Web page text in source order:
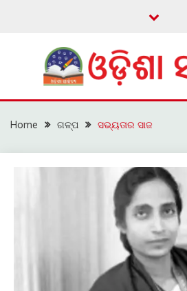
ଓଡ଼ିଶା ସାହିତ୍ୟ
Home ଗଳ୍ପ ସଭ୍ୟତାର ସାଜ